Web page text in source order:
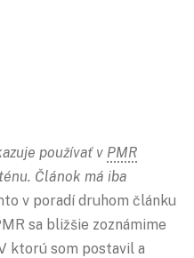
používať v PMR
Článok má iba
v poradí druhom článku
sa bližšie zoznámime
ktorú som postavil a